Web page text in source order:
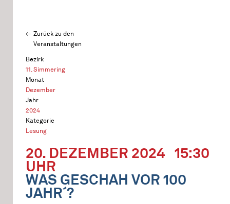
Zurück zu den
Veranstaltungen
Bezirk
11. Simmering
Monat
Dezember
Jahr
2024
Kategorie
Lesung
20. DEZEMBER 2024 15:30
UHR
WAS GESCHAH VOR 100
JAHR´?